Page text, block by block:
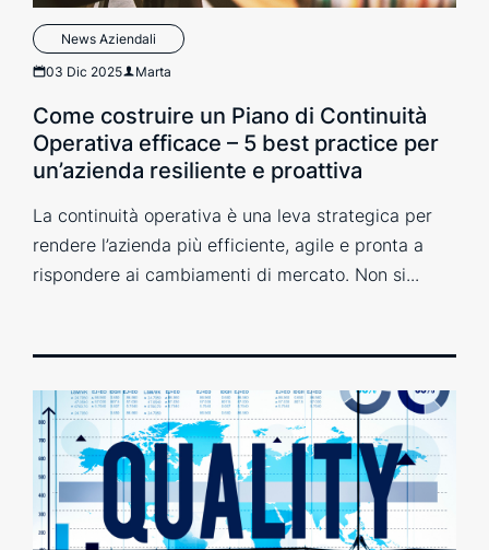
News Aziendali
03 Dic 2025 Marta
Come costruire un Piano di Continuità
Operativa efficace – 5 best practice per
un’azienda resiliente e proattiva
La continuità operativa è una leva strategica per
rendere l’azienda più efficiente, agile e pronta a
rispondere ai cambiamenti di mercato. Non si...